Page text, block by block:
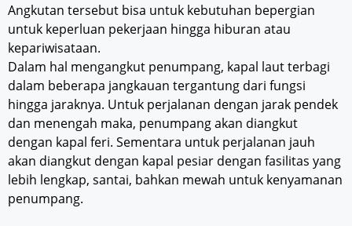
Angkutan tersebut bisa untuk kebutuhan bepergian
untuk keperluan pekerjaan hingga hiburan atau
kepariwisataan.
Dalam hal mengangkut penumpang, kapal laut terbagi
dalam beberapa jangkauan tergantung dari fungsi
hingga jaraknya. Untuk perjalanan dengan jarak pendek
dan menengah maka, penumpang akan diangkut
dengan kapal feri. Sementara untuk perjalanan jauh
akan diangkut dengan kapal pesiar dengan fasilitas yang
lebih lengkap, santai, bahkan mewah untuk kenyamanan
penumpang.